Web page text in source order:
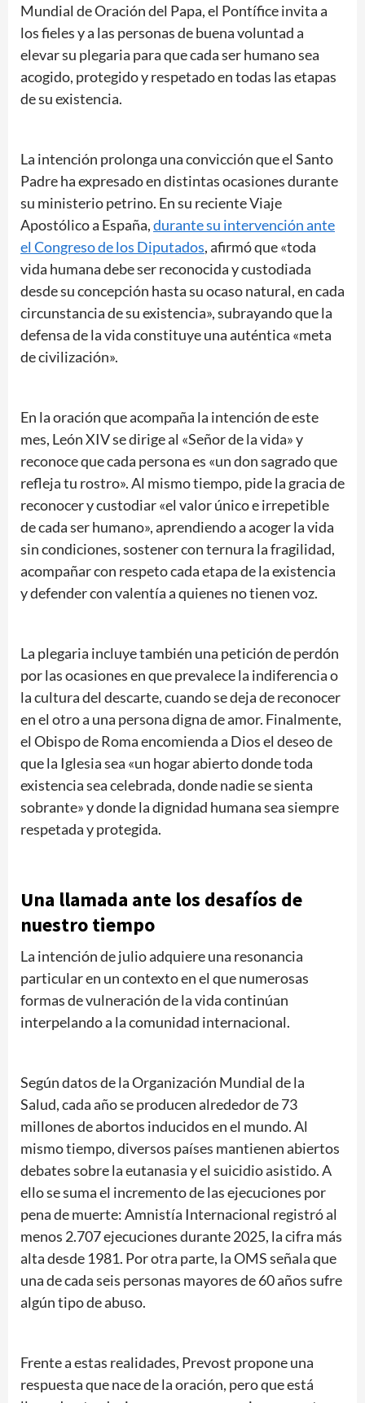
Mundial de Oración del Papa, el Pontífice invita a
los fieles y a las personas de buena voluntad a
elevar su plegaria para que cada ser humano sea
acogido, protegido y respetado en todas las etapas
de su existencia.
La intención prolonga una convicción que el Santo
Padre ha expresado en distintas ocasiones durante
su ministerio petrino. En su reciente Viaje
Apostólico a España,durante su intervención ante
el Congreso de los Diputados, afirmó que «toda
vida humana debe ser reconocida y custodiada
desde su concepción hasta su ocaso natural, en cada
circunstancia de su existencia», subrayando que la
defensa de la vida constituye una auténtica «meta
de civilización».
En la oración que acompaña la intención de este
mes, León XIV se dirige al «Señor de la vida» y
reconoce que cada persona es «un don sagrado que
refleja tu rostro». Al mismo tiempo, pide la gracia de
reconocer y custodiar «el valor único e irrepetible
de cada ser humano», aprendiendo a acoger la vida
sin condiciones, sostener con ternura la fragilidad,
acompañar con respeto cada etapa de la existencia
y defender con valentía a quienes no tienen voz.
La plegaria incluye también una petición de perdón
por las ocasiones en que prevalece la indiferencia o
la cultura del descarte, cuando se deja de reconocer
en el otro a una persona digna de amor. Finalmente,
el Obispo de Roma encomienda a Dios el deseo de
que la Iglesia sea «un hogar abierto donde toda
existencia sea celebrada, donde nadie se sienta
sobrante» y donde la dignidad humana sea siempre
respetada y protegida.
Una llamada ante los desafíos de
nuestro tiempo
La intención de julio adquiere una resonancia
particular en un contexto en el que numerosas
formas de vulneración de la vida continúan
interpelando a la comunidad internacional.
Según datos de la Organización Mundial de la
Salud, cada año se producen alrededor de 73
millones de abortos inducidos en el mundo. Al
mismo tiempo, diversos países mantienen abiertos
debates sobre la eutanasia y el suicidio asistido. A
ello se suma el incremento de las ejecuciones por
pena de muerte: Amnistía Internacional registró al
menos 2.707 ejecuciones durante 2025, la cifra más
alta desde 1981. Por otra parte, la OMS señala que
una de cada seis personas mayores de 60 años sufre
algún tipo de abuso.
Frente a estas realidades, Prevost propone una
respuesta que nace de la oración, pero que está